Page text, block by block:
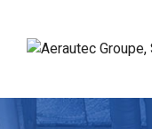
content